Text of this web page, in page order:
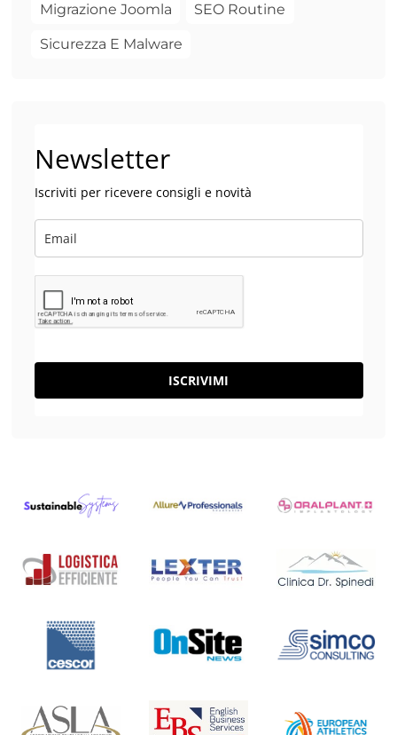
Migrazione Joomla SEO Routine
Sicurezza E Malware
Newsletter
Iscriviti per ricevere consigli e novità
ISCRIVIMI